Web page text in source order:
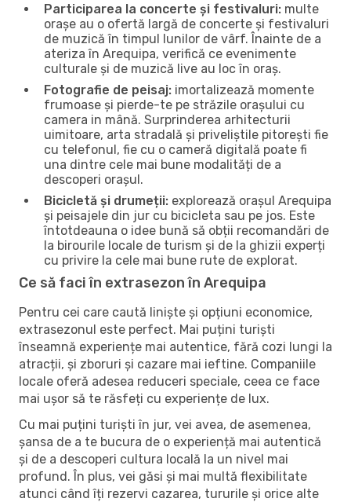
Participarea la concerte și festivaluri: multe
orașe au o ofertă largă de concerte și festivaluri
de muzică în timpul lunilor de vârf. Înainte de a
ateriza în Arequipa, verifică ce evenimente
culturale și de muzică live au loc în oraș.
Fotografie de peisaj: imortalizează momente
frumoase și pierde-te pe străzile orașului cu
camera in mână. Surprinderea arhitecturii
uimitoare, arta stradală și priveliștile pitorești fie
cu telefonul, fie cu o cameră digitală poate fi
una dintre cele mai bune modalități de a
descoperi orașul.
Bicicletă și drumeții: explorează orașul Arequipa
și peisajele din jur cu bicicleta sau pe jos. Este
întotdeauna o idee bună să obții recomandări de
la birourile locale de turism și de la ghizii experți
cu privire la cele mai bune rute de explorat.
Ce să faci în extrasezon în Arequipa
Pentru cei care caută liniște și opțiuni economice,
extrasezonul este perfect. Mai puțini turiști
înseamnă experiențe mai autentice, fără cozi lungi la
atracții, și zboruri și cazare mai ieftine. Companiile
locale oferă adesea reduceri speciale, ceea ce face
mai ușor să te răsfeți cu experiențe de lux.
Cu mai puțini turiști în jur, vei avea, de asemenea,
șansa de a te bucura de o experiență mai autentică
și de a descoperi cultura locală la un nivel mai
profund. În plus, vei găsi și mai multă flexibilitate
atunci când îți rezervi cazarea, tururile și orice alte